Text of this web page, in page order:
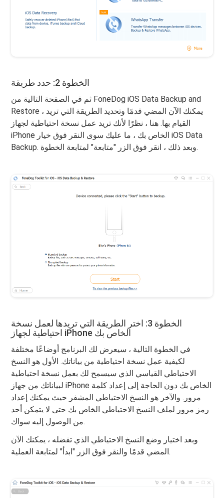
الخطوة 2: حدد طريقة
ثم في الصفحة التالية من FoneDog iOS Data Backup and
Restore ، يمكنك الآن المضي قدمًا وتحديد الطريقة التي تريد
القيام بها. هنا ، نظرًا لأنك تريد عمل نسخة احتياطية لجهاز
iPhone الخاص بك ، ما عليك سوى النقر فوق خيار iOS Data
Backup. وبعد ذلك ، انقر فوق الزر "متابعة" لمتابعة الخطوة.
الخطوة 3: اختر الطريقة التي تريدها لعمل نسخة
احتياطية لجهاز iPhone الخاص بك
في الخطوة التالية ، سيعرض لك البرنامج أوضاعًا مختلفة
لكيفية عمل نسخة احتياطية من بياناتك. الأول هو النسخ
الاحتياطي القياسي الذي سيسمح لك بعمل نسخة احتياطية
لبياناتك من جهاز iPhone الخاص بك دون الحاجة إلى إعداد كلمة
مرور. والآخر هو النسخ الاحتياطي المشفر حيث يمكنك إعداد
رمز مرور لملف النسخ الاحتياطي الخاص بك حتى لا يتمكن أحد
من الوصول إليه سواك.
وبعد اختيار وضع النسخ الاحتياطي الذي تفضله ، يمكنك الآن
المضي قدمًا والنقر فوق الزر "ابدأ" لمتابعة العملية.